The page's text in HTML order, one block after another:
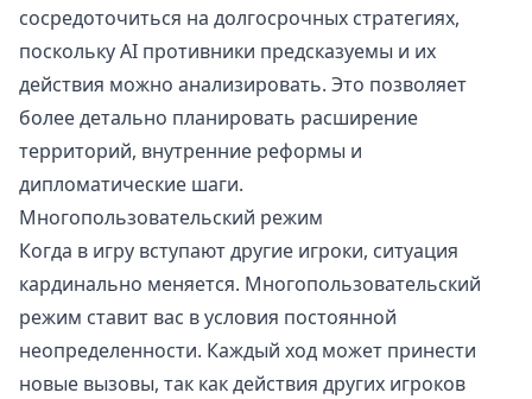
сосредоточиться на долгосрочных стратегиях,
поскольку AI противники предсказуемы и их
действия можно анализировать. Это позволяет
более детально планировать расширение
территорий, внутренние реформы и
дипломатические шаги.
Многопользовательский режим
Когда в игру вступают другие игроки, ситуация
кардинально меняется. Многопользовательский
режим ставит вас в условия постоянной
неопределенности. Каждый ход может принести
новые вызовы, так как действия других игроков